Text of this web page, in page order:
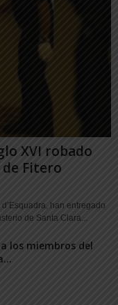
XVI robado
Fitero
han entregado
de Santa Clara...
los miembros del